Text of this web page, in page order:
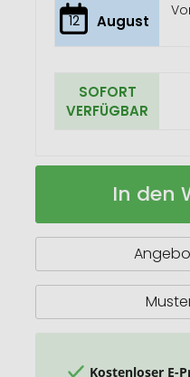
12 August
SOFORT
VERFÜGBAR
FlaschenöffnerIn den
Kostenloser E-